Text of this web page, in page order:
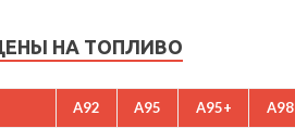
НА ТОПЛИВО
A92 A95 A95+ A98